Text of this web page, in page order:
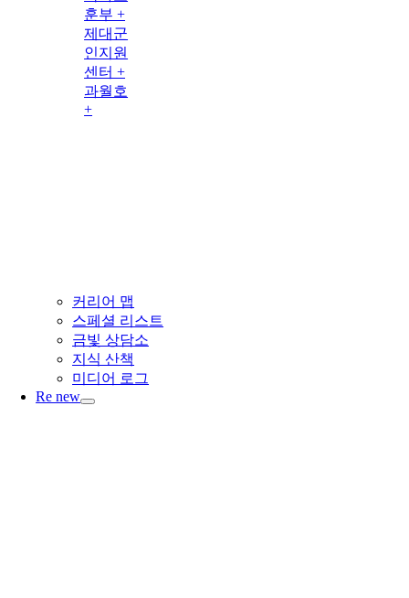
훈부 +
제대군
인지원
센터 +
과월호
+
커리어 맵
스페셜 리스트
금빛 상담소
지식 산책
미디어 로그
Re new